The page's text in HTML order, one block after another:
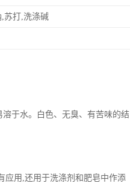
,苏打,洗涤碱
于水。白色、无臭、有苦味的结
应用,还用于洗涤剂和肥皂中作添